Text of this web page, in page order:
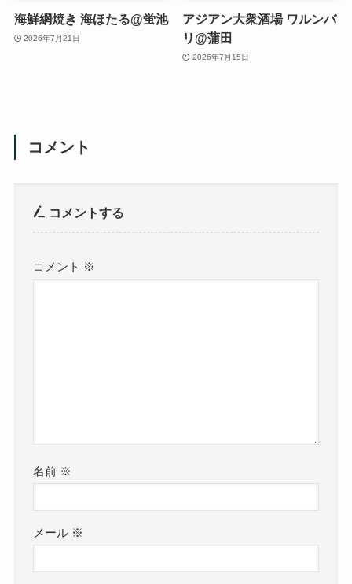
海鮮網焼き 海ほたる@蛍池
2026年7月21日
アジアン大衆酒場 ワルンバ
リ@蒲田
2026年7月15日
コメント
コメントする
コメント ※
名前 ※
メール ※